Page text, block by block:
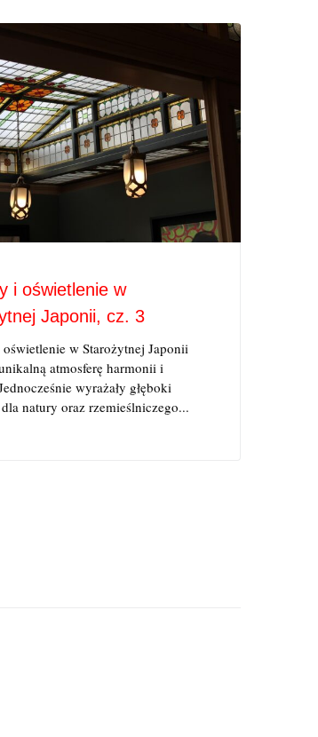
i oświetlenie w
Japonii, cz. 3
w Starożytnej Japonii
atmosferę harmonii i
wyrażały głęboki
natury oraz rzemieślniczego...